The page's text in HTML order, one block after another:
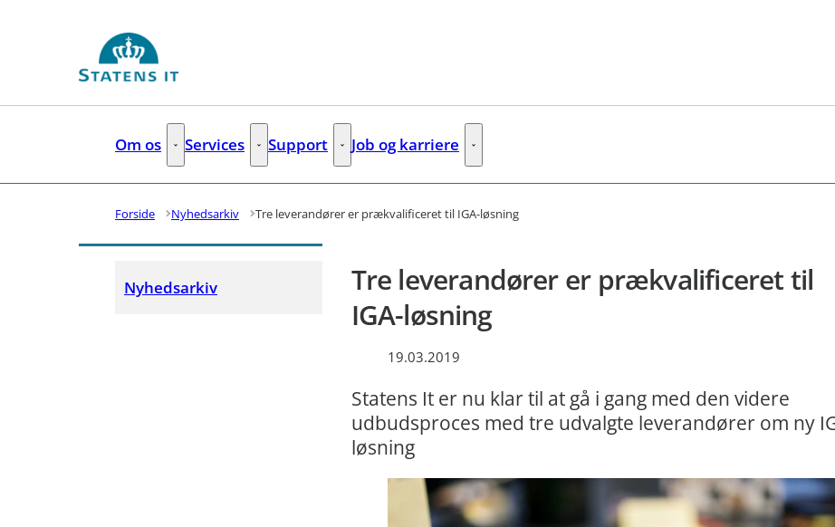
Om os Om os - Flere links
Services Services - Flere links
Support Support - Flere links
Job og karriere Job og karriere - Flere links
Forside Nyhedsarkiv Tre leverandører er prækvalificeret til IGA-løsning
Nyhedsarkiv
Tre leverandører er prækvalificeret til
IGA-løsning
19.03.2019
Statens It er nu klar til at gå i gang med den videre
udbudsproces med tre udvalgte leverandører om ny
løsning